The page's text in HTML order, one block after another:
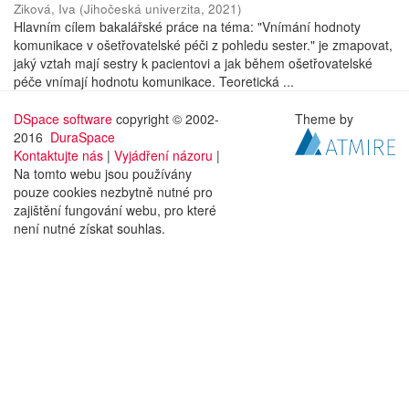
Ziková, Iva (Jihočeská univerzita, 2021)
Hlavním cílem bakalářské práce na téma: "Vnímání hodnoty
komunikace v ošetřovatelské péči z pohledu sester." je zmapovat,
jaký vztah mají sestry k pacientovi a jak během ošetřovatelské
péče vnímají hodnotu komunikace. Teoretická ...
DSpace software copyright © 2002-
2016 DuraSpace
Kontaktujte nás | Vyjádření názoru |
Na tomto webu jsou používány
pouze cookies nezbytně nutné pro
zajištění fungování webu, pro které
není nutné získat souhlas.
Theme by